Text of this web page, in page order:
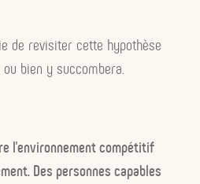
de revisiter cette hypothèse
bien y succombera.
l’environnement compétitif
Des personnes capables